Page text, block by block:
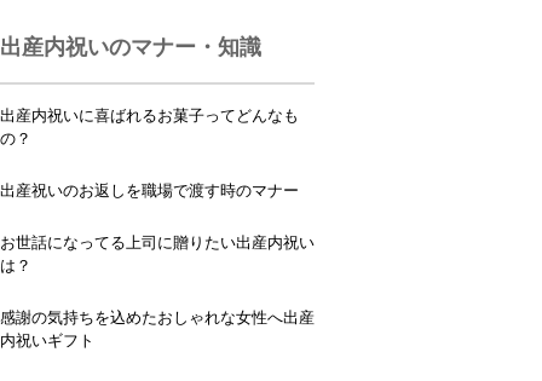
出産内祝いのマナー・知識
出産内祝いに喜ばれるお菓子ってどんなも
の？
出産祝いのお返しを職場で渡す時のマナー
お世話になってる上司に贈りたい出産内祝い
は？
感謝の気持ちを込めたおしゃれな女性へ出産
内祝いギフト